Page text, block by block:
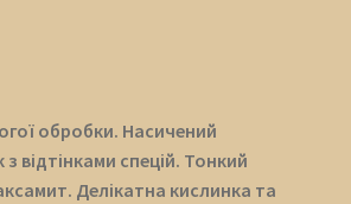
обробки. Насичений
відтінками спецій. Тонкий
Делікатна кислинка та